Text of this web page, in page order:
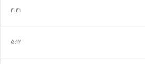
4:41
5:12